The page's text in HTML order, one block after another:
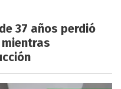
37 años perdió